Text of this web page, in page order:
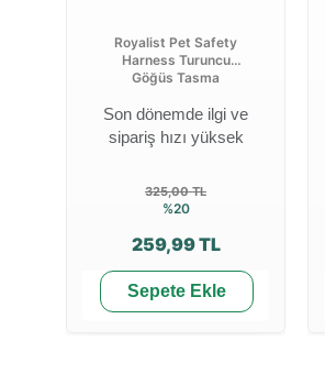
Royalist Pet Safety
Harness Turuncu
Göğüs Tasma
Son dönemde ilgi ve
sipariş hızı yüksek
325,00 TL
%20
259,99 TL
Sepete Ekle